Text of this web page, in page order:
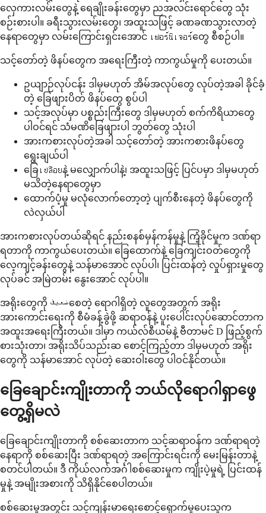
လှေကားလမ်းတွေနဲ့ ရေချိုးခန်းတွေမှာ ညအလင်းရောင်တွေ သုံး
စဉ်းစားပါ။ ခရီးသွားလမ်းတွေ၊ အထူးသဖြင့် ခဏခဏသွားလာတဲ့
နေရာတွေမှာ လမ်းကြောင်းရှင်းအောင် เฟอร์นิเจอร์တွေ စီစဉ်ပါ။
သင့်တော်တဲ့ ဖိနပ်တွေက အရေးကြီးတဲ့ ကာကွယ်မှုကို ပေးတယ်။
ဥယျာဉ်လုပ်ငန်း ဒါမှမဟုတ် အိမ်အလုပ်တွေ လုပ်တဲ့အခါ ခိုင်ခံ့
တဲ့ ခြေဖျားပိတ် ဖိနပ်တွေ စွပ်ပါ
သင့်အလုပ်မှာ ပစ္စည်းကြီးတွေ ဒါမှမဟုတ် စက်ကိရိယာတွေ
ပါဝင်ရင် သံမဏိခြေဖျားပါ ဘွတ်တွေ သုံးပါ
အားကစားလုပ်တဲ့အခါ သင့်တော်တဲ့ အားကစားဖိနပ်တွေ
ရွေးချယ်ပါ
ခြေเปลือยနဲ့ မလျှောက်ပါနဲ့၊ အထူးသဖြင့် ပြင်ပမှာ ဒါမှမဟုတ်
မသိတဲ့နေရာတွေမှာ
ထောက်ပံ့မှု မလုံလောက်တော့တဲ့ ပျက်စီးနေတဲ့ ဖိနပ်တွေကို
လဲလှယ်ပါ
အားကစားလုပ်တယ်ဆိုရင် နည်းစနစ်မှန်ကန်မှုနဲ့ ကြံ့ခိုင်မှုက ဒဏ်ရာ
ရတာကို ကာကွယ်ပေးတယ်။ ခြေထောက်နဲ့ ခြေကျင်းဝတ်တွေကို
လေ့ကျင့်ခန်းတွေနဲ့ သန်မာအောင် လုပ်ပါ၊ ပြင်းထန်တဲ့ လှုပ်ရှားမှုတွေ
လုပ်ခင် အမြဲတမ်း နွေးအောင် လုပ်ပါ။
အရိုးတွေကို ضعيفစေတဲ့ ရောဂါရှိတဲ့ လူတွေအတွက် အရိုး
အားကောင်းရေးကို စီမံခန့်ခွဲဖို့ ဆရာဝန်နဲ့ ပူးပေါင်းလုပ်ဆောင်တာက
အထူးအရေးကြီးတယ်။ ဒါမှာ ကယ်လ်စီယမ်နဲ့ ဗီတာမင် D ဖြည့်စွက်
စားသုံးတာ၊ အရိုးသိပ်သည်းဆ စောင့်ကြည့်တာ ဒါမှမဟုတ် အရိုး
တွေကို သန်မာအောင် လုပ်တဲ့ ဆေးဝါးတွေ ပါဝင်နိုင်တယ်။
ခြေချောင်းကျိုးတာကို ဘယ်လိုရောဂါရှာဖွေ
တွေ့ရှိမလဲ
ခြေချောင်းကျိုးတာကို စစ်ဆေးတာက သင့်ဆရာဝန်က ဒဏ်ရာရတဲ့
နေရာကို စစ်ဆေးပြီး ဒဏ်ရာရတဲ့ အကြောင်းရင်းကို မေးမြန်းတာနဲ့
စတင်ပါတယ်။ ဒီ ကိုယ်လက်အင်္ဂါစစ်ဆေးမှုက ကျိုးပဲ့မှုရဲ့ ပြင်းထန်
မှုနဲ့ အမျိုးအစားကို သိရှိနိုင်စေပါတယ်။
စစ်ဆေးမှုအတွင်း သင့်ကျန်းမာရေးစောင့်ရှောက်မှုပေးသူက